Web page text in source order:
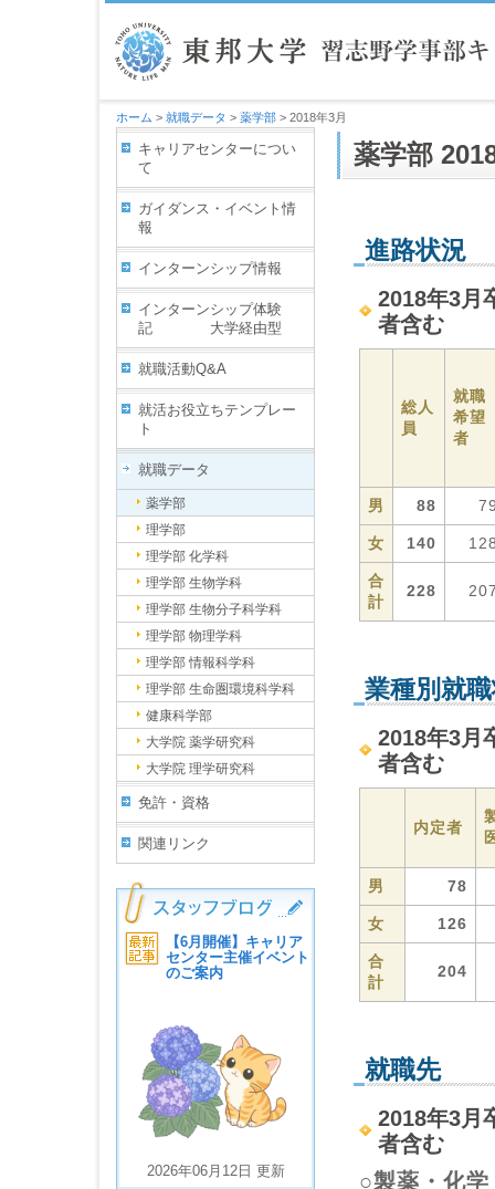
ホーム > 就職データ > 薬学部 > 2018年3月
キャリアセンターについ
て
ガイダンス・イベント情
報
インターンシップ情報
インターンシップ体験
記 大学経由型
就職活動Q&A
就活お役立ちテンプレー
ト
就職データ
薬学部
理学部
理学部 化学科
理学部 生物学科
理学部 生物分子科学科
理学部 物理学科
理学部 情報科学科
理学部 生命圏環境科学科
健康科学部
大学院 薬学研究科
大学院 理学研究科
免許・資格
関連リンク
【6月開催】キャリア
センター主催イベント
のご案内
2026年06月12日 更新
薬学部
進路状況
2018年3
者含む
総人
員
就職
希望
者
男 88
女 140
合
計
228
業種別就
2018年3
者含む
内定者
男 78
女 126
合
計
204
就職先
2018年3
者含む
○製薬・化学